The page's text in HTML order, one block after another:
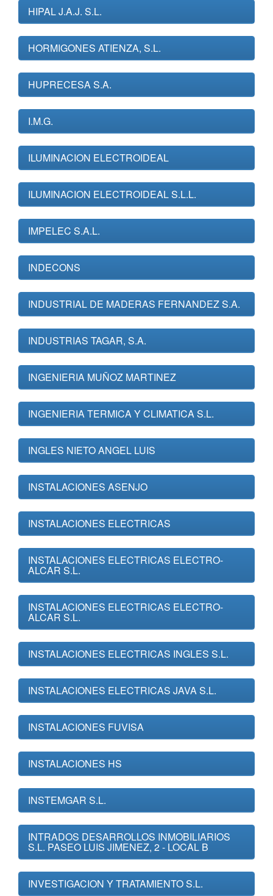
HIPAL J.A.J. S.L.
HORMIGONES ATIENZA, S.L.
HUPRECESA S.A.
I.M.G.
ILUMINACION ELECTROIDEAL
ILUMINACION ELECTROIDEAL S.L.L.
IMPELEC S.A.L.
INDECONS
INDUSTRIAL DE MADERAS FERNANDEZ S.A.
INDUSTRIAS TAGAR, S.A.
INGENIERIA MUÑOZ MARTINEZ
INGENIERIA TERMICA Y CLIMATICA S.L.
INGLES NIETO ANGEL LUIS
INSTALACIONES ASENJO
INSTALACIONES ELECTRICAS
INSTALACIONES ELECTRICAS ELECTRO-
ALCAR S.L.
INSTALACIONES ELECTRICAS ELECTRO-
ALCAR S.L.
INSTALACIONES ELECTRICAS INGLES S.L.
INSTALACIONES ELECTRICAS JAVA S.L.
INSTALACIONES FUVISA
INSTALACIONES HS
INSTEMGAR S.L.
INTRADOS DESARROLLOS INMOBILIARIOS
S.L. PASEO LUIS JIMENEZ, 2 - LOCAL B
INVESTIGACION Y TRATAMIENTO S.L.